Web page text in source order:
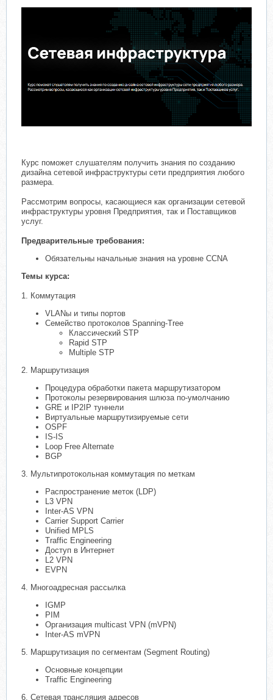
Курс поможет слушателям получить знания по созданию
дизайна сетевой инфраструктуры сети предприятия любого
размера.
Рассмотрим вопросы, касающиеся как организации сетевой
инфраструктуры уровня Предприятия, так и Поставщиков
услуг.
Предварительные требования:
Обязательны начальные знания на уровне CCNA
Темы курса:
1. Коммутация
VLANы и типы портов
Семейство протоколов Spanning-Tree
Классический STP
Rapid STP
Multiple STP
2. Маршрутизация
Процедура обработки пакета маршрутизатором
Протоколы резервирования шлюза по-умолчанию
GRE и IP2IP туннели
Виртуальные маршрутизируемые сети
OSPF
IS-IS
Loop Free Alternate
BGP
3. Мультипротокольная коммутация по меткам
Распространение меток (LDP)
L3 VPN
Inter-AS VPN
Carrier Support Carrier
Unified MPLS
Traffic Engineering
Доступ в Интернет
L2 VPN
EVPN
4. Многоадресная рассылка
IGMP
PIM
Организация multicast VPN (mVPN)
Inter-AS mVPN
5. Маршрутизация по сегментам (Segment Routing)
Основные концепции
Traffic Engineering
6. Сетевая трансляция адресов